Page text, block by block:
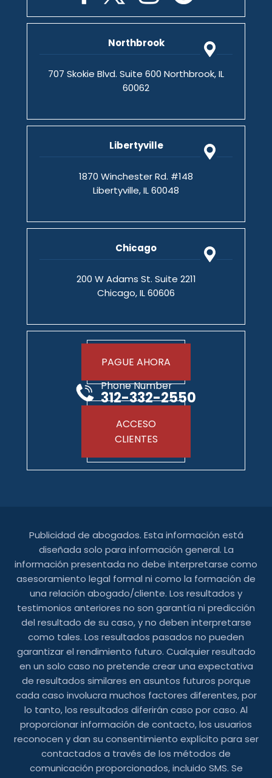
Northbrook
707 Skokie Blvd. Suite 600 Northbrook, IL
60062
Libertyville
1870 Winchester Rd. #148
Libertyville, IL 60048
Chicago
200 W Adams St. Suite 2211
Chicago, IL 60606
PAGUE AHORA
Phone Number
312-332-2550
ACCESO
CLIENTES
Publicidad de abogados. Esta información está
diseñada solo para información general. La
información presentada no debe interpretarse como
asesoramiento legal formal ni como la formación de
una relación abogado/cliente. Los resultados y
testimonios anteriores no son garantía ni predicción
del resultado de su caso, y no deben interpretarse
como tales. Los resultados pasados ​​no pueden
garantizar el rendimiento futuro. Cualquier resultado
en un solo caso no pretende crear una expectativa
de resultados similares en asuntos futuros porque
cada caso involucra muchos factores diferentes, por
lo tanto, los resultados diferirán caso por caso. Al
proporcionar información de contacto, los usuarios
reconocen y dan su consentimiento explícito para ser
contactados a través de los métodos de
comunicación proporcionados, incluido SMS. Se